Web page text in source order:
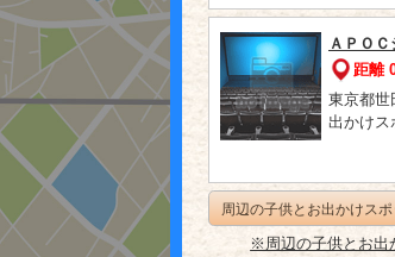
ＡＰＯ
距離
東京都世
出かけス
周辺の子供とお出かけス
※周辺の子供とお